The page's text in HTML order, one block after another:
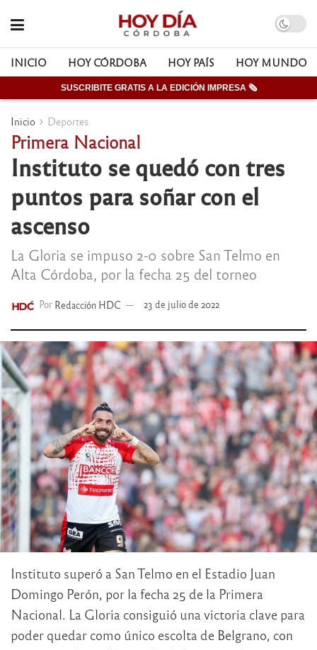
INICIO HOY CÓRDOBA HOY PAÍS HOY MUNDO
SUSCRIBITE GRATIS A LA EDICIÓN IMPRESA 🗞
Inicio Deportes
Primera Nacional
Instituto se quedó con tres
puntos para soñar con el
ascenso
La Gloria se impuso 2-0 sobre San Telmo en
Alta Córdoba, por la fecha 25 del torneo
Por Redacción HDC 23 de julio de 2022
Instituto superó a San Telmo en el Estadio Juan
Domingo Perón, por la fecha 25 de la Primera
Nacional. La Gloria consiguió una victoria clave para
poder quedar como único escolta de Belgrano, con